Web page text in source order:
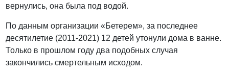
вернулись, она была под водой.
По данным организации «Бетерем», за последнее
десятилетие (2011-2021) 12 детей утонули дома в ванне.
Только в прошлом году два подобных случая
закончились смертельным исходом.